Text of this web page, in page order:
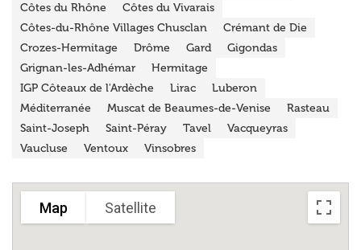
Côtes du Rhône
Côtes du Vivarais
Côtes-du-Rhône Villages Chusclan
Crémant de Die
Crozes-Hermitage
Drôme Gard
Gigondas
Grignan-les-Adhémar
Hermitage
IGP Côteaux de l'Ardèche
Lirac
Luberon
Méditerranée
Muscat de Beaumes-de-Venise
Rasteau
Saint-Joseph
Saint-Péray Tavel
Vacqueyras
Vaucluse
Ventoux Vinsobres
Map Satellite